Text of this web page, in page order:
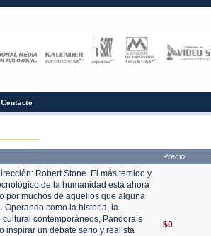
| Contacto
Precio
Robert Stone. El más temido y
de la humanidad está ahora
por muchos de aquellos que alguna
Operando como la historia, la
contemporáneos, Pandora’s
inspirar un debate serio y realista
$0